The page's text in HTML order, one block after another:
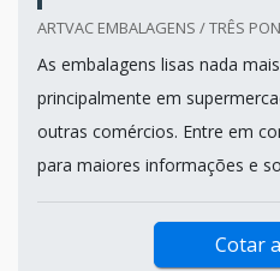
ARTVAC EMBALAGENS / TRÊS
As embalagens lisas nada
principalmente em
outras comércios. Entre em
para maiores informações e
Cotar